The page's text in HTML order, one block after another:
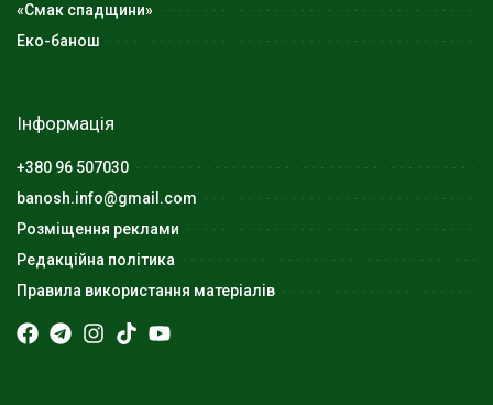
«Смак спадщини»
Еко-банош
Інформація
+380 96 507030
banosh.info@gmail.com
Розміщення реклами
Редакційна політика
Правила використання матеріалів